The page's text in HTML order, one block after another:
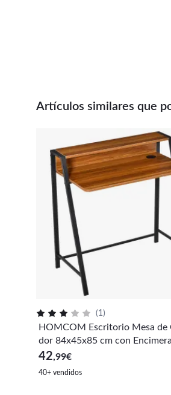
Artículos similares que
(1)
HOMCOM Escritorio Mesa de
dor 84x45x85 cm con
dera y Patas de Metal Estilo
para Oficina Estudio Dormitorio
42,99€
40+ vendidos